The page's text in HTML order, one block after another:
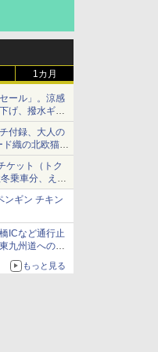
1カ月
ール」。涼感
げ、撥水ギア
付録、大人の
織の北欧猫デ
ケット（トク
乗車分、えき
ンギン チキン
ICなど通行止
九州道への迂
もっと見る